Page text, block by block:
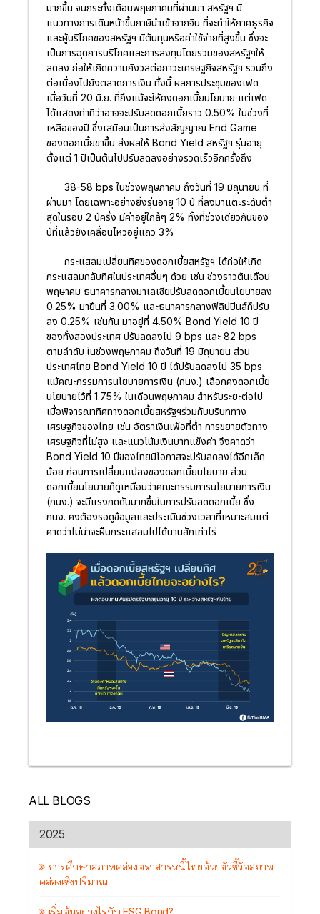
มากขึ้น จนกระทั้งเดือนพฤษภาคมที่ผ่านมา สหรัฐฯ มี
แนวทางการเดินหน้าขึ้นภาษีนำเข้าจากจีน ที่จะทำให้ภาคธุรกิจ
และผู้บริโภคของสหรัฐฯ มีต้นทุนหรือค่าใช้จ่ายที่สูงขึ้น ซึ่งจะ
เป็นการฉุดการบริโภคและการลงทุนโดยรวมของสหรัฐฯให้
ลดลง ก่อให้เกิดความกังวลต่อภาวะเศรษฐกิจสหรัฐฯ รวมถึง
ต่อเนื่องไปยังตลาดการเงิน ทั้งนี้ ผลการประชุมของเฟด
เมื่อวันที่ 20 มิ.ย. ที่ถึงแม้จะให้คงดอกเบี้ยนโยบาย แต่เฟด
ได้แสดงท่าทีว่าอาจจะปรับลดดอกเบี้ยราว 0.50% ในช่วงที่
เหลือของปี ซึ่งเสมือนเป็นการส่งสัญญาณ End Game
ของดอกเบี้ยขาขึ้น ส่งผลให้ Bond Yield สหรัฐฯ รุ่นอายุ
ตั้งแต่ 1 ปีเป็นต้นไปปรับลดลงอย่างรวดเร็วอีกครั้งถึง
38-58 bps ในช่วงพฤษภาคม ถึงวันที่ 19 มิถุนายน ที่
ผ่านมา โดยเฉพาะอย่างยิ่งรุ่นอายุ 10 ปี ที่ลงมาแตะระดับต่ำ
สุดในรอบ 2 ปีครึ่ง มีค่าอยู่ใกล้ๆ 2% ทั้งที่ช่วงเดียวกันของ
ปีที่แล้วยังเคลื่อนไหวอยู่แถว 3%
กระแสลมเปลี่ยนทิศของดอกเบี้ยสหรัฐฯ ได้ก่อให้เกิด
กระแสลมกลับทิศในประเทศอื่นๆ ด้วย เช่น ช่วงราวต้นเดือน
พฤษาคม ธนาคารกลางมาเลเซียปรับลดดอกเบี้ยนโยบายลง
0.25% มายืนที่ 3.00% และธนาคารกลางฟิลิปปินส์ก็ปรับ
ลง 0.25% เช่นกัน มาอยู่ที่ 4.50% Bond Yield 10 ปี
ของทั้งสองประเทศ ปรับลดลงไป 9 bps และ 82 bps
ตามลำดับ ในช่วงพฤษภาคม ถึงวันที่ 19 มิถุนายน ส่วน
ประเทศไทย Bond Yield 10 ปี ได้ปรับลดลงไป 35 bps
แม้คณะกรรมการนโยบายการเงิน (กนง.) เลือกคงดอกเบี้ย
นโยบายไว้ที่ 1.75% ในเดือนพฤษภาคม สำหรับระยะต่อไป
เมื่อพิจารณาทิศทางดอกเบี้ยสหรัฐฯร่วมกับบริบททาง
เศรษฐกิจของไทย เช่น อัตราเงินเฟ้อที่ต่ำ การขยายตัวทาง
เศรษฐกิจที่ไม่สูง และแนวโน้มเงินบาทแข็งค่า จึงคาดว่า
Bond Yield 10 ปีของไทยมีโอกาสจะปรับลดลงได้อีกเล็ก
น้อย ก่อนการเปลี่ยนแปลงของดอกเบี้ยนโยบาย ส่วน
ดอกเบี้ยนโยบายก็ดูเหมือนว่าคณะกรรมการนโยบายการเงิน
(กนง.) จะมีแรงกดดันมากขึ้นในการปรับลดดอกเบี้ย ซึ่ง
กนง. คงต้องรอดูข้อมูลและประเมินช่วงเวลาที่เหมาะสมแต่
คาดว่าไม่น่าจะฝืนกระแสลมไปได้นานสักเท่าไร่
ALL BLOGS
2025
การศึกษาสภาพคล่องตราสารหนี้ไทยด้วยตัวชี้วัดสภาพ
คล่องเชิงปริมาณ
เริ่มต้นอย่างไรกับ ESG Bond?